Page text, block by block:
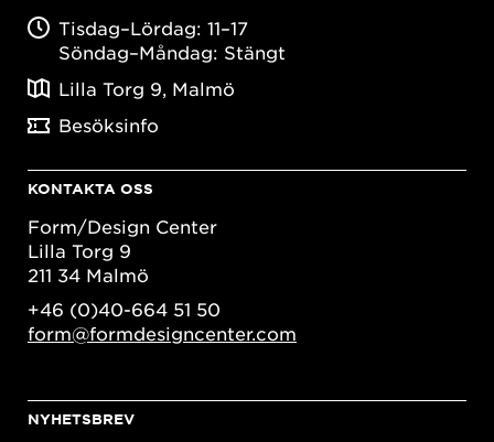
Tisdag–Lördag: 11–17
Söndag–Måndag: Stängt
Lilla Torg 9, Malmö
Besöksinfo
KONTAKTA OSS
Form/Design Center
Lilla Torg 9
211 34 Malmö
+46 (0)40-664 51 50
form@formdesigncenter.com
NYHETSBREV